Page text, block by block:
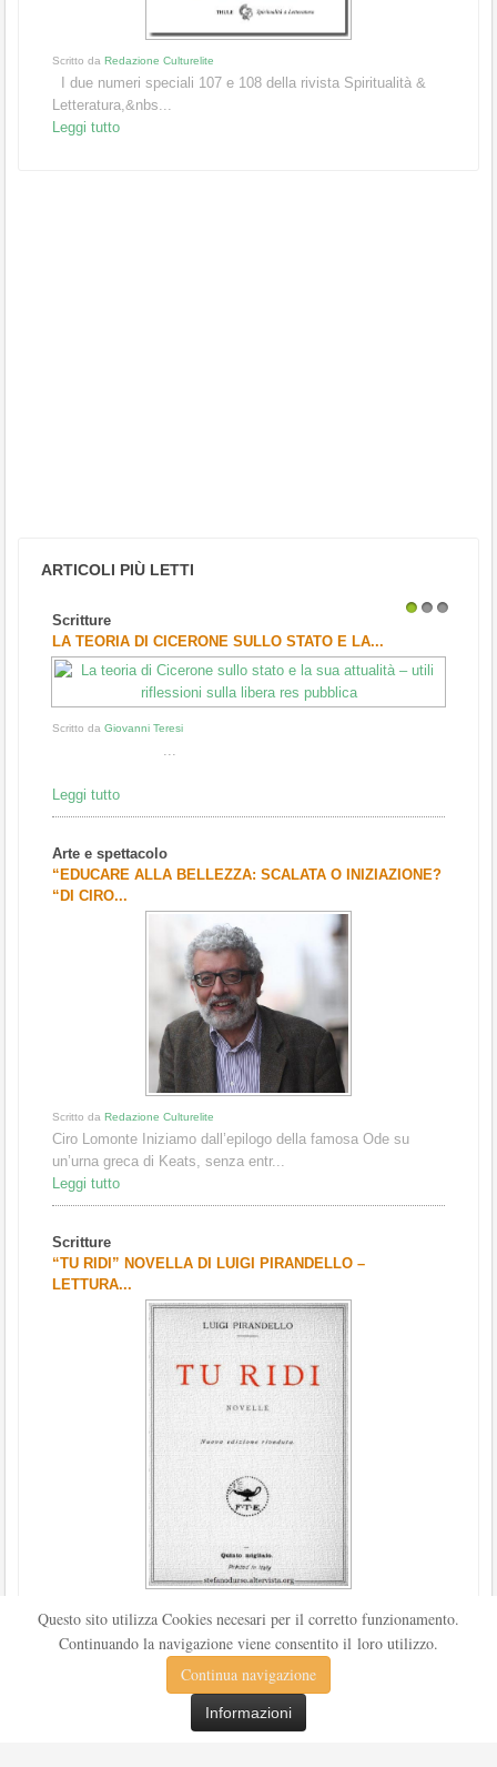
Scritto da Redazione Culturelite
I due numeri speciali 107 e 108 della rivista Spiritualità &
Letteratura,&nbs...
Leggi tutto
ARTICOLI PIÙ LETTI
Scritture
LA TEORIA DI CICERONE SULLO STATO E LA...
Scritto da Giovanni Teresi
...
Leggi tutto
Arte e spettacolo
“EDUCARE ALLA BELLEZZA: SCALATA O INIZIAZIONE?
“DI CIRO...
Scritto da Redazione Culturelite
Ciro Lomonte Iniziamo dall’epilogo della famosa Ode su
un’urna greca di Keats, senza entr...
Leggi tutto
Scritture
“TU RIDI” NOVELLA DI LUIGI PIRANDELLO –
LETTURA...
Pubblicata nel 1912 sul «Corriere della sera», la novella Tu
ridi fu successivamente inserita nella ...
Questo sito utilizza Cookies necesari per il corretto funzionamento.
Continuando la navigazione viene consentito il loro utilizzo.
Continua navigazione
Informazioni